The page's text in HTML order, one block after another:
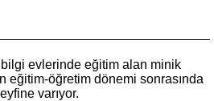
evlerinde eğitim alan minik
eğitim-öğretim dönemi sonrasında
varıyor.